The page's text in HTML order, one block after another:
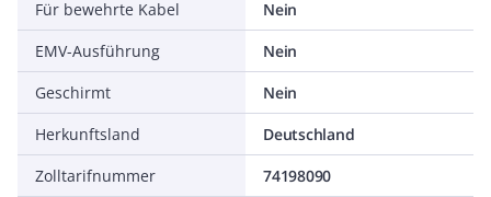
Für bewehrte Kabel
Nein
EMV-Ausführung
Nein
Geschirmt
Nein
Herkunftsland
Deutschland
Zolltarifnummer
74198090